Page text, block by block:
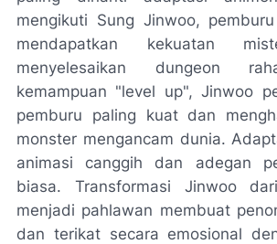
mengikuti Sung Jinwoo,
mendapatkan kekuatan
menyelesaikan dungeon
kemampuan "level up", Jinwoo
pemburu paling kuat dan
monster mengancam dunia.
animasi canggih dan adegan
biasa. Transformasi Jinwoo
menjadi pahlawan membuat
dan terikat secara emosional